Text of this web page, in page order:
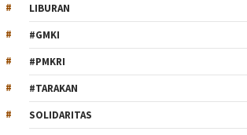
LIBURAN
#GMKI
#PMKRI
#TARAKAN
SOLIDARITAS